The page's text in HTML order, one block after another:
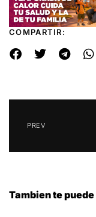
COMPARTIR:
PREV
Tambien te